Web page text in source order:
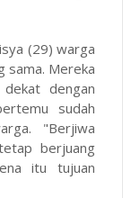
(29) warga
sama. Mereka
dengan
sudah
"Berjiwa
berjuang
itu tujuan